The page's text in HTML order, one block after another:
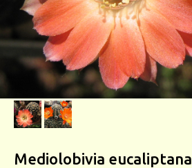
Mediolobivia eucaliptana